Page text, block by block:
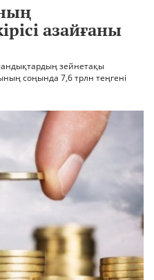
азайғаны
зейнетақы
соңында 7,6 трлн теңгені